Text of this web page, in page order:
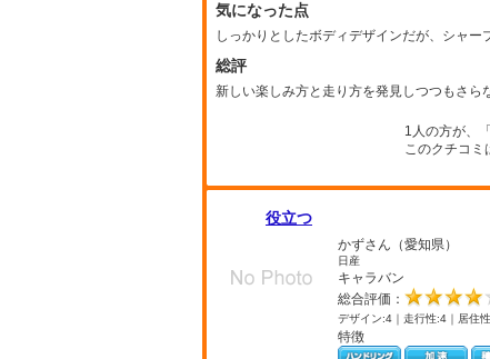
気になった点
しっかりとしたボディデザインだが、シャー
総評
新しい楽しみ方と走り方を発見しつつもさら
1人の方が、
このクチコミ
役立つ
かずさん（愛知県）
日産
キャラバン
総合評価：
デザイン:4｜走行性:4｜居住
特徴